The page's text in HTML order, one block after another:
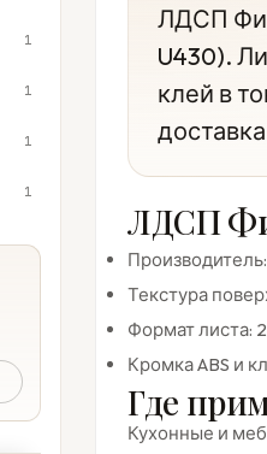
1
1
1
1
ЛДСП
U430).
клей в
ЛДСП
Текстура
Формат листа:
Кромка ABS и
Где
Кухонные и